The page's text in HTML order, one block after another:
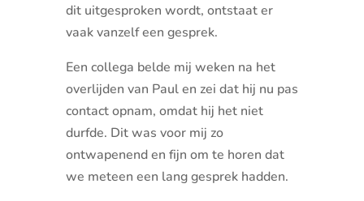
dit uitgesproken wordt, ontstaat er
vaak vanzelf een gesprek.
Een collega belde mij weken na het
overlijden van Paul en zei dat hij nu pas
contact opnam, omdat hij het niet
durfde. Dit was voor mij zo
ontwapenend en fijn om te horen dat
we meteen een lang gesprek hadden.